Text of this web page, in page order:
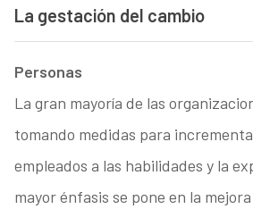
La gestación del cambio
Personas
La gran mayoría de las
tomando medidas para
empleados a las habilidades y la
mayor énfasis se pone en la